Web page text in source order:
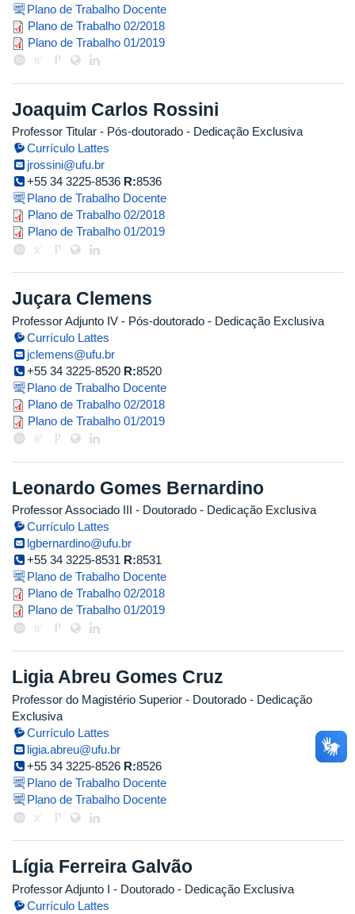
Plano de Trabalho Docente
Plano de Trabalho 02/2018
Plano de Trabalho 01/2019
Joaquim Carlos Rossini
Professor Titular - Pós-doutorado - Dedicação Exclusiva
Currículo Lattes
jrossini@ufu.br
+55 34 3225-8536 R:8536
Plano de Trabalho Docente
Plano de Trabalho 02/2018
Plano de Trabalho 01/2019
Juçara Clemens
Professor Adjunto IV - Pós-doutorado - Dedicação Exclusiva
Currículo Lattes
jclemens@ufu.br
+55 34 3225-8520 R:8520
Plano de Trabalho Docente
Plano de Trabalho 02/2018
Plano de Trabalho 01/2019
Leonardo Gomes Bernardino
Professor Associado III - Doutorado - Dedicação Exclusiva
Currículo Lattes
lgbernardino@ufu.br
+55 34 3225-8531 R:8531
Plano de Trabalho Docente
Plano de Trabalho 02/2018
Plano de Trabalho 01/2019
Ligia Abreu Gomes Cruz
Professor do Magistério Superior - Doutorado - Dedicação
Exclusiva
Currículo Lattes
ligia.abreu@ufu.br
+55 34 3225-8526 R:8526
Plano de Trabalho Docente
Plano de Trabalho Docente
Lígia Ferreira Galvão
Professor Adjunto I - Doutorado - Dedicação Exclusiva
Currículo Lattes